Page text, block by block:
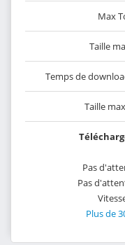
Max
Taille
Temps de
Taille
Pas
Pas
Plus de